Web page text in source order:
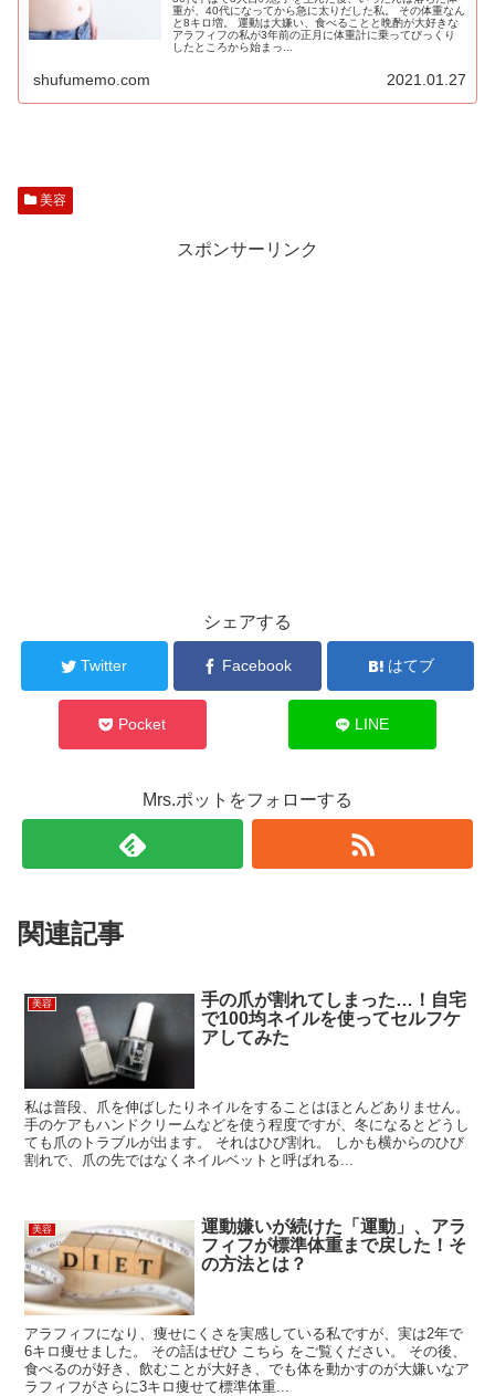
重が、40代になってから急に太りだした私。 その体重なん
と8キロ増。 運動は大嫌い、食べることと晩酌が大好きな
アラフィフの私が3年前の正月に体重計に乗ってびっくり
したところから始まっ...
shufumemo.com 2021.01.27
美容
スポンサーリンク
シェアする
Twitter Facebook はてブ
Pocket LINE
Mrs.ポットをフォローする
関連記事
美容
手の爪が割れてしまった…！自宅
で100均ネイルを使ってセルフケ
アしてみた
私は普段、爪を伸ばしたりネイルをすることはほとんどありません。
手のケアもハンドクリームなどを使う程度ですが、冬になるとどうし
ても爪のトラブルが出ます。 それはひび割れ。 しかも横からのひび
割れで、爪の先ではなくネイルベットと呼ばれる...
美容
運動嫌いが続けた「運動」、アラ
フィフが標準体重まで戻した！そ
の方法とは？
アラフィフになり、痩せにくさを実感している私ですが、実は2年で
6キロ痩せました。 その話はぜひ こちら をご覧ください。 その後、
食べるのが好き、飲むことが大好き、でも体を動かすのが大嫌いなア
ラフィフがさらに3キロ痩せて標準体重...